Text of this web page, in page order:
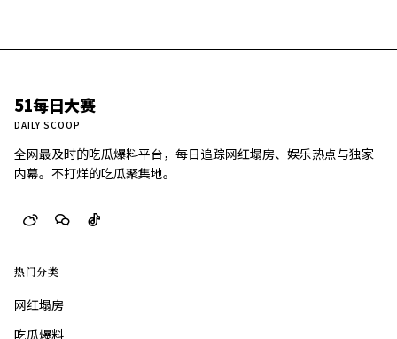
51每日大赛
DAILY SCOOP
全网最及时的吃瓜爆料平台，每日追踪网红塌房、娱乐热点与独家
内幕。不打烊的吃瓜聚集地。
热门分类
网红塌房
吃瓜爆料